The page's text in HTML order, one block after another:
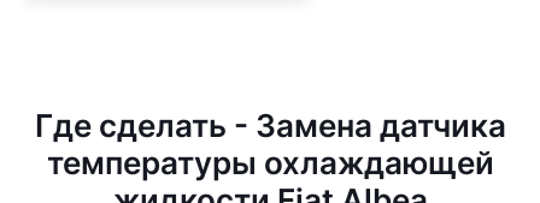
Где сделать - Замена датчика
температуры охлаждающей